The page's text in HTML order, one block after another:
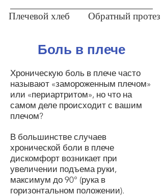
Обратный протез
Плечевой хлеб
Боль в плече
Хроническую боль в плече часто
называют «замороженным плечом»
или «периартритом», но что на
самом деле происходит с вашим
плечом?
В большинстве случаев
хронической боли в плече
дискомфорт возникает при
увеличении подъема руки,
максимум до 90° (рука в
горизонтальном положении).